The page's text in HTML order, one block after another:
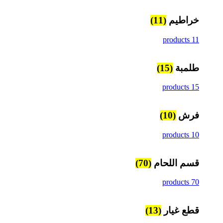
خراطيم (11)
11 products
طلمبة (15)
15 products
فرش (10)
10 products
قسم اللحام (70)
70 products
قطع غيار (13)